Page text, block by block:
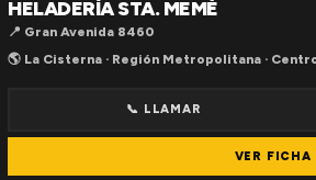
HELADERÍA STA. MEMÉ
📍 Gran Avenida 8460
🌎 La Cisterna · Región Metropolitana ·
📞 LLAMAR
VER